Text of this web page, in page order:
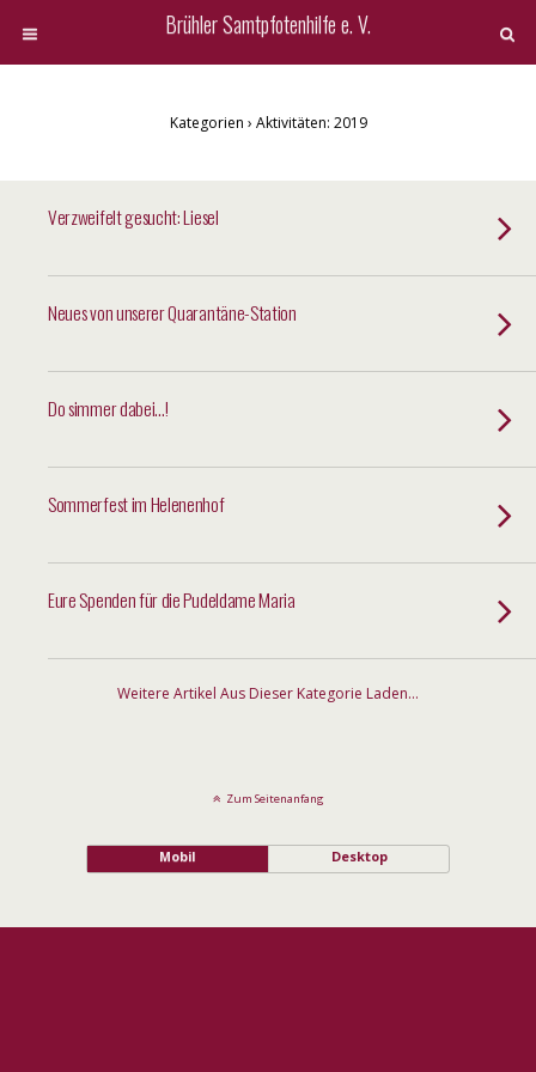
Brühler Samtpfotenhilfe e. V.
Kategorien › Aktivitäten: 2019
Verzweifelt gesucht: Liesel
Neues von unserer Quarantäne-Station
Do simmer dabei…!
Sommerfest im Helenenhof
Eure Spenden für die Pudeldame Maria
Weitere Artikel Aus Dieser Kategorie Laden…
Zum Seitenanfang
Mobil Desktop